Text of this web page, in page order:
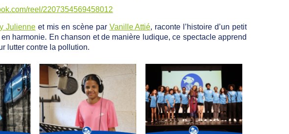
reel/2207354569458012
Julienne et mis en scène par Vanille Attié, raconte l’histoire d’un petit
harmonie. En chanson et de manière ludique, ce spectacle apprend
lutter contre la pollution.